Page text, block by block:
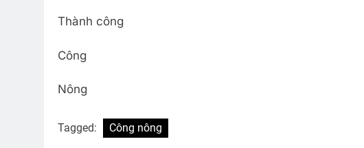
Thành công
Công
Nông
Tagged: Công nông